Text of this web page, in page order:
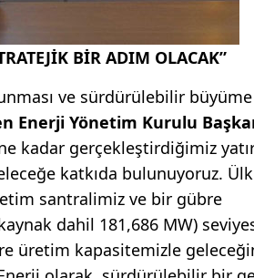
BİR ADIM OLACAK”
ve sürdürülebilir
Enerji Yönetim Kurulu
kadar gerçekleştirdiğimiz
katkıda bulunuyoruz.
santralimiz ve bir gübre
dahil 181,686 MW)
üretim kapasitemizle